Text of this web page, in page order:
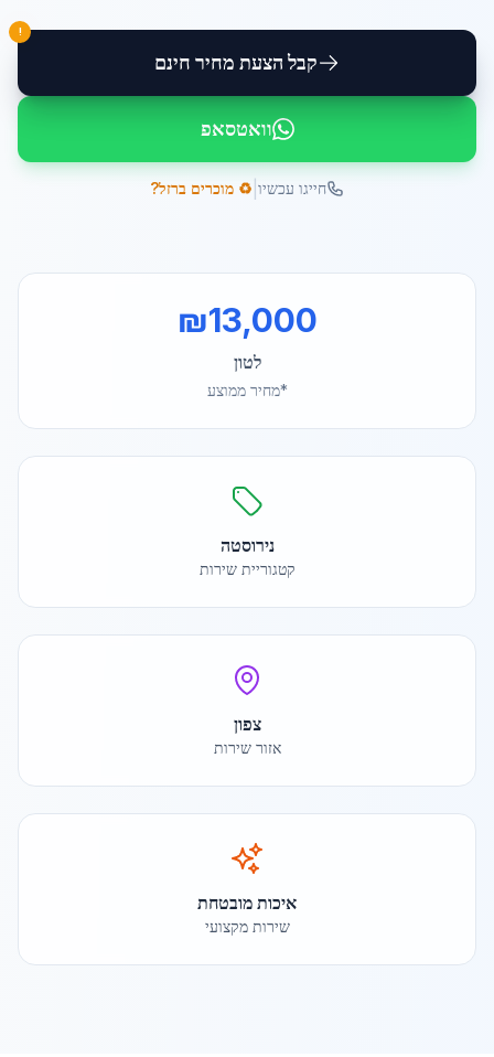
קבל הצעת מחיר חינם
!
וואטסאפ
חייגו עכשיו ♻️ מוכרים ברזל?
₪13,000
לטון
*מחיר ממוצע
נירוסטה
קטגוריית שירות
צפון
אזור שירות
איכות מובטחת
שירות מקצועי